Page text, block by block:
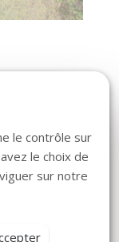
128 m²
le contrôle sur
le choix de
sur notre